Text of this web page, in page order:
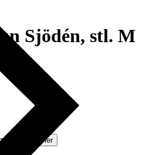
Sjödén, stl. M
Läs mer